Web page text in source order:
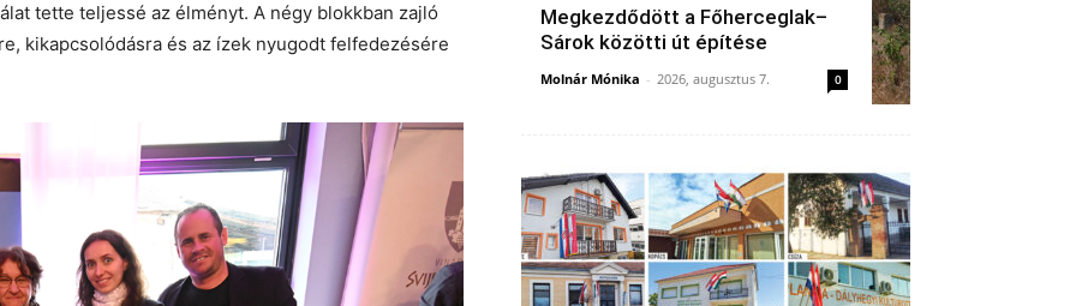
tette teljessé az élményt. A négy blokkban zajló
kikapcsolódásra és az ízek nyugodt felfedezésére
Megkezdődött a Főherceglak–
Sárok közötti út építése
Molnár Mónika - 2026, augusztus 7. 0